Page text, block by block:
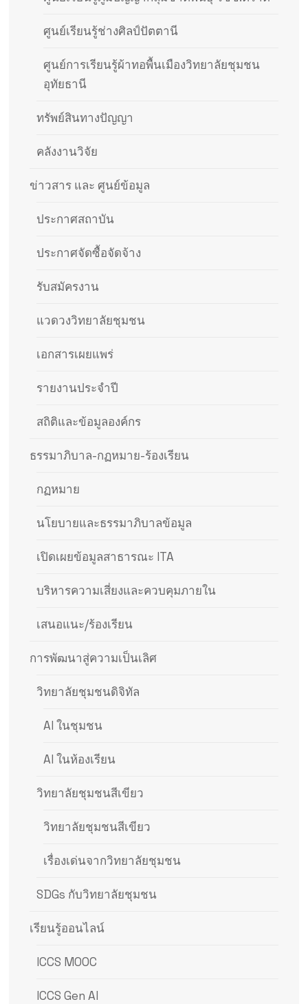
ศูนย์เรียนรู้ช่างศิลป์ปัตตานี
ศูนย์การเรียนรู้ผ้าทอพื้นเมืองวิทยาลัยชุมชน
อุทัยธานี
ทรัพย์สินทางปัญญา
คลังงานวิจัย
ข่าวสาร และ ศูนย์ข้อมูล
ประกาศสถาบัน
ประกาศจัดซื้อจัดจ้าง
รับสมัครงาน
แวดวงวิทยาลัยชุมชน
เอกสารเผยแพร่
รายงานประจำปี
สถิติและข้อมูลองค์กร
ธรรมาภิบาล-กฏหมาย-ร้องเรียน
กฏหมาย
นโยบายและธรรมาภิบาลข้อมูล
เปิดเผยข้อมูลสาธารณะ ITA
บริหารความเสี่ยงและควบคุมภายใน
เสนอแนะ/ร้องเรียน
การพัฒนาสู่ความเป็นเลิศ
วิทยาลัยชุมชนดิจิทัล
AI ในชุมชน
AI ในห้องเรียน
วิทยาลัยชุมชนสีเขียว
วิทยาลัยชุมชนสีเขียว
เรื่องเด่นจากวิทยาลัยชุมชน
SDGs กับวิทยาลัยชุมชน
เรียนรู้ออนไลน์
ICCS MOOC
ICCS Gen AI